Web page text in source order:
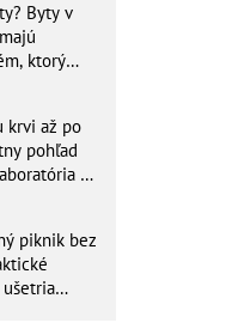
Byty v
ktorý
krvi až po
pohľad
na
piknik bez